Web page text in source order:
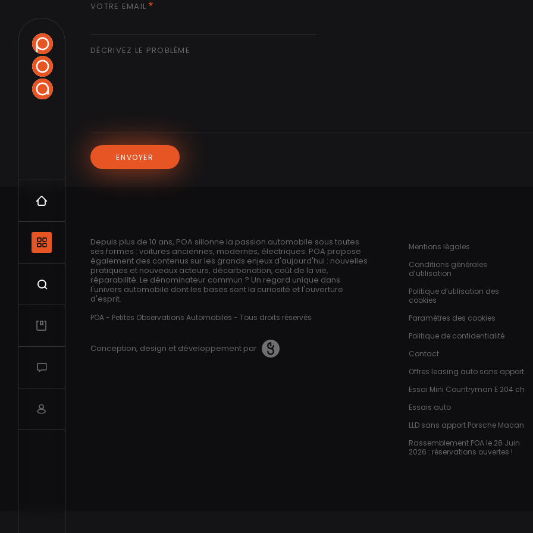
Navigation principale et les catégories
Recherche
Mes vidéos
VOTRE EMAIL
DÉCRIVEZ LE PROBLÈME
ENVOYER
Depuis plus de 10 ans, POA sillonne la passion automobile sous toutes
ses formes : voitures anciennes, modernes, électriques. POA propose
également des contenus sur les grands enjeux d'aujourd'hui : nouvelles
pratiques et nouveaux acteurs, décarbonation, coût de la vie,
réparabilité. Le dénominateur commun ? Un regard unique dans
l'univers automobile dont les bases sont la curiosité et l'ouverture
d'esprit.
POA - Petites Observations Automobiles - Tous droits réservés
Conception, design et développement par
Pied de page
Mentions légales
Conditions générales
d’utilisation
Politique d’utilisation des
cookies
Paramètres des cookies
Politique de confidentialité
Contact
Offres leasing auto sans apport
Essai Mini Countryman E 204 ch
Essais auto
LLD sans apport Porsche Macan
Rassemblement POA le 28 Juin
2026 : réservations ouvertes !